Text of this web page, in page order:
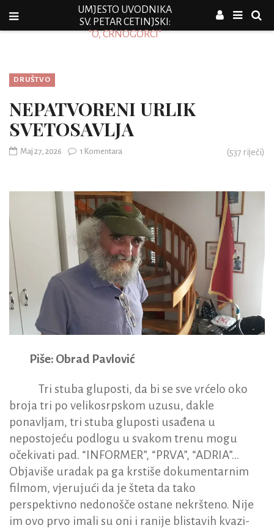
UMJESTO UVODNIKA
SV. PETAR CETINJSKI:
"O, CRNOGORCI"
DRUŠTVO
NEPATVORENI URLIK
SVETOSAVLJA
Maj 27, 2026 1 Komentara (537 riječi)
Piše: Obrad Pavlović
Tri stuba gluposti, da bi se sve vrćelo oko
broja tri po velikosrpskom uzusu, dakle
ponavljam, tri stuba gluposti usađena u
nepostojeću podlogu u svakom trenu mogu
očekivati pad. “INFORMER”, “PRVA”, “ADRIA”…
Objaviše uradak pa ga krstiše dokumentarnim
filmom, vjerujući da je šteta da tako
perspektivno nedonošče ostane nekršteno. Nije
im ovo prvo imali su oni i ranije blistavih kvazi-